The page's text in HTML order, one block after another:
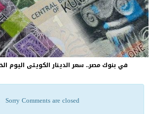
في بنوك مصر.. سعر الدينار الكويتى اليوم الخميس
Sorry Comments are closed